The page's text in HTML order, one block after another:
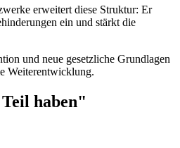
erweitert diese Struktur: Er
ein und stärkt die
und neue gesetzliche Grundlagen
Weiterentwicklung.
haben"